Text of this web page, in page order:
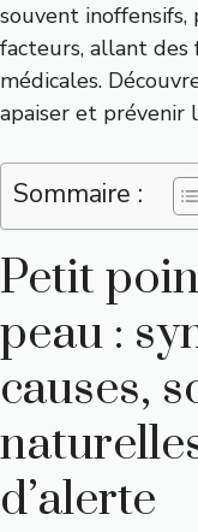
souvent
facteurs, allant des
médicales.
apaiser et prévenir
Sommaire :
Petit
peau :
causes,
d’alerte